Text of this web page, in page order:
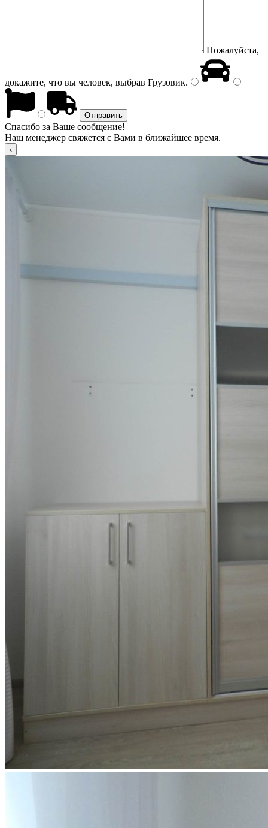
Пожалуйста,
докажите, что вы человек, выбрав Грузовик.
Спасибо за Ваше сообщение!
Наш менеджер свяжется с Вами в ближайшее время.